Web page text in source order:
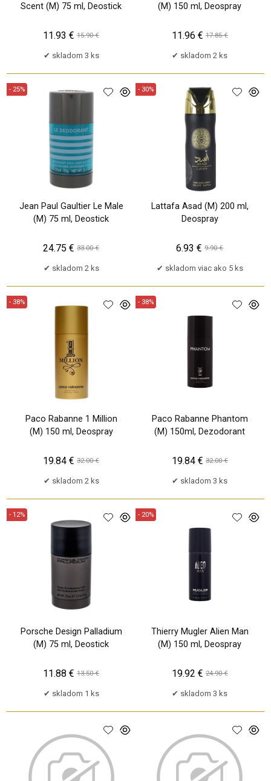
Scent (M) 75 ml, Deostick
skladom 3 ks
11.93 € 15.90 €
(M) 150 ml, Deospray
skladom 2 ks
11.96 € 17.85 €
Jean Paul Gaultier Le Male
(M) 75 ml, Deostick
- 25%
skladom 2 ks
24.75 € 33.00 €
Lattafa Asad (M) 200 ml,
Deospray
- 30%
skladom viac ako 5 ks
6.93 € 9.90 €
Paco Rabanne 1 Million
(M) 150 ml, Deospray
- 38%
skladom 2 ks
19.84 € 32.00 €
Paco Rabanne Phantom
(M) 150ml, Dezodorant
- 38%
skladom 3 ks
19.84 € 32.00 €
Porsche Design Palladium
(M) 75 ml, Deostick
- 12%
skladom 1 ks
11.88 € 13.50 €
Thierry Mugler Alien Man
(M) 150 ml, Deospray
- 20%
skladom 3 ks
19.92 € 24.90 €